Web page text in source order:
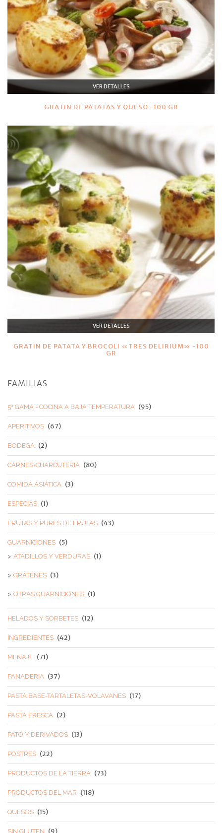
VER DETALLES
GRATIN DE PATATAS Y QUESO -100 GR
VER DETALLES
GRATIN DE PATATA Y BROCOLI «TRES DELIRIUM» -100
GR
FAMILIAS
5ª GAMA - COCINA A BAJA TEMPERATURA (95)
APERITIVOS (67)
BODEGA (2)
CARNES-CHARCUTERIA (80)
COMIDA ASIÁTICA (3)
ESPECIAS (1)
FRUTAS Y PURES DE FRUTAS (43)
GUARNICIONES (5)
ATADILLOS Y VERDURAS (1)
GRATENES (3)
OTRAS GUARNICIONES (1)
HELADOS Y SORBETES (12)
INGREDIENTES (42)
MENAJE (71)
PANADERIA (37)
PASTA BASE-TARTALETAS-VOLAVANES (17)
PASTA FRESCA (2)
PATO Y DERIVADOS (13)
POSTRES (22)
PRODUCTOS DE LA TIERRA (73)
PRODUCTOS DEL MAR (118)
QUESOS (15)
SIN GLUTEN (9)